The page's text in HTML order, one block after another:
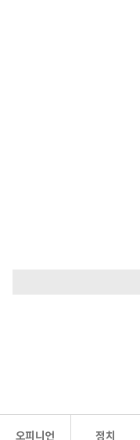
오피니언 정치